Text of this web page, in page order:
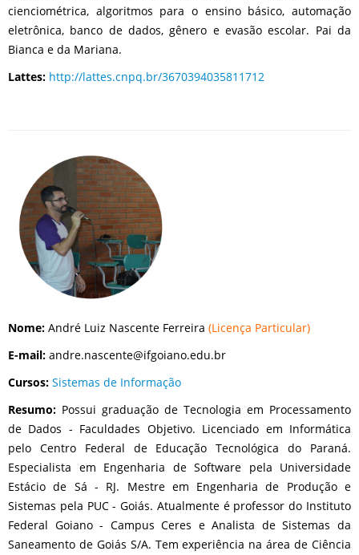
cienciométrica, algoritmos para o ensino básico, automação
eletrônica, banco de dados, gênero e evasão escolar. Pai da
Bianca e da Mariana.
Lattes: http://lattes.cnpq.br/3670394035811712
Nome: André Luiz Nascente Ferreira (Licença Particular)
E-mail: andre.nascente@ifgoiano.edu.br
Cursos: Sistemas de Informação
Resumo: Possui graduação de Tecnologia em Processamento
de Dados - Faculdades Objetivo. Licenciado em Informática
pelo Centro Federal de Educação Tecnológica do Paraná.
Especialista em Engenharia de Software pela Universidade
Estácio de Sá - RJ. Mestre em Engenharia de Produção e
Sistemas pela PUC - Goiás. Atualmente é professor do Instituto
Federal Goiano - Campus Ceres e Analista de Sistemas da
Saneamento de Goiás S/A. Tem experiência na área de Ciência